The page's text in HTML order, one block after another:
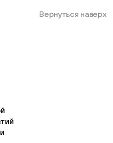
Вернуться наверх